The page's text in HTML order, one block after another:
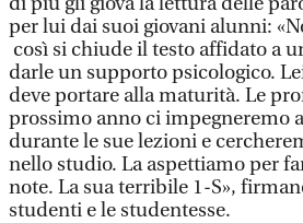
per lui dai suoi giovani alunni:
così si chiude il testo affidato a
darle un supporto psicologico.
deve portare alla maturità. Le
prossimo anno ci impegneremo
durante le sue lezioni e
nello studio. La aspettiamo per
note. La sua terribile 1-S»,
studenti e le studentesse.